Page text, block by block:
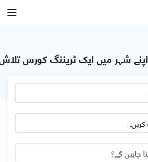
اپنے شہر میں ایک ٹریننگ کورس